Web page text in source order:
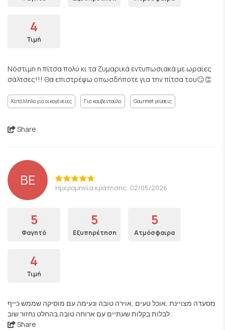
4
Τιμή
Νόστιμη η πίτσα πολύ κι τα ζυμαρικά εντυπωσιακά με ωραίες
σάλτσες!!! Θα επιστρέψω οπωσδήποτε για την πίτσα του😏👏
Κατάλληλο για οικογένειες Για κουβεντούλα Gourmet γεύσεις
Share
BE Ημερομηνία κράτησης: 02/05/2026
5
Φαγητό
5
Εξυπηρέτηση
5
Ατμόσφαιρα
4
Τιμή
מסעדה מצויינת ,אוכל טעים ,אוירה טובה ונעימה עם מוסיקה שממש כייף
לבלות בקלות שעתיים עם ארוחה טובה.בהחלט נחזור שוב .
Share